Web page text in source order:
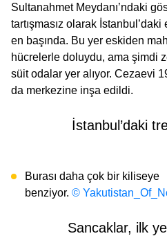
Sultanahmet Meydanı’ndaki
tartışmasız olarak İstanbul’daki
en başında. Bu yer eskiden
hücrelerle doluydu, ama şimdi
süit odalar yer alıyor. Cezaevi
da merkezine inşa edildi.
İstanbul’daki
Burası daha çok bir kiliseye
benziyor. ©
Sancaklar, ilk